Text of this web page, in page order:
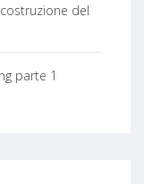
del
parte 1